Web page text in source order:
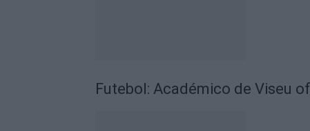
Futebol: Académico de Viseu